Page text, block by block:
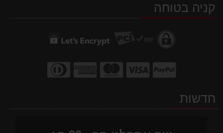
Waze
facebookקניה בטוחה
חדשות